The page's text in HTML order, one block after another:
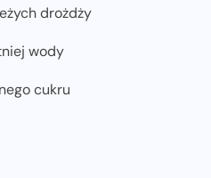
drożdży
wody
cukru